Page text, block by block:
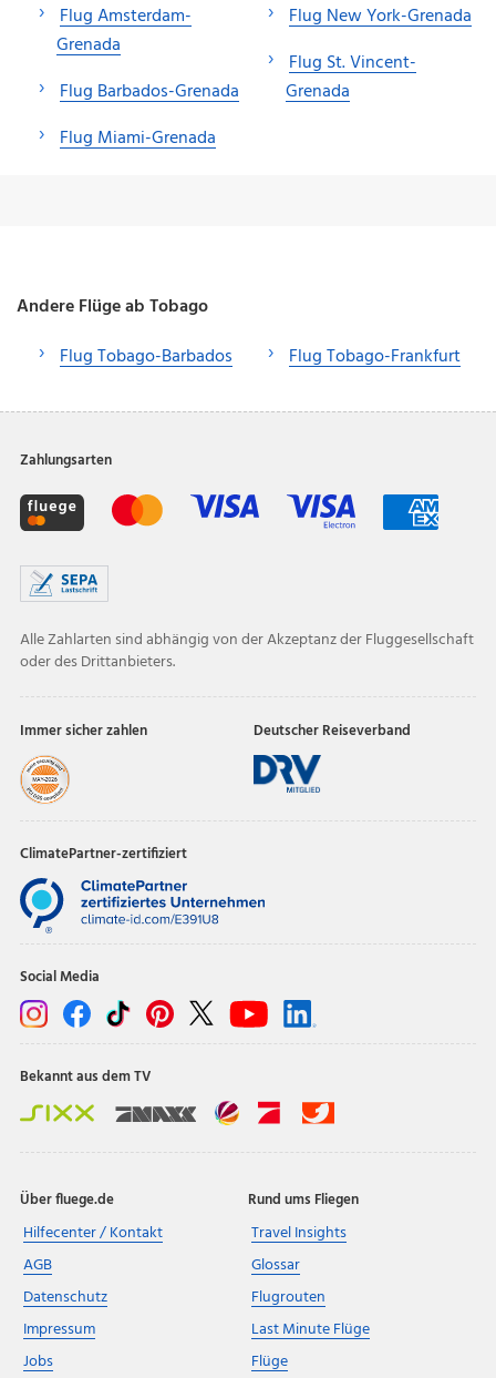
Flug Amsterdam-
Grenada
Flug Barbados-Grenada
Flug Miami-Grenada
Flug New York-Grenada
Flug St. Vincent-
Grenada
Andere Flüge ab Tobago
Flug Tobago-Barbados
Flug Tobago-Frankfurt